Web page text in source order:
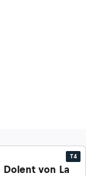
T4
Dolent von La